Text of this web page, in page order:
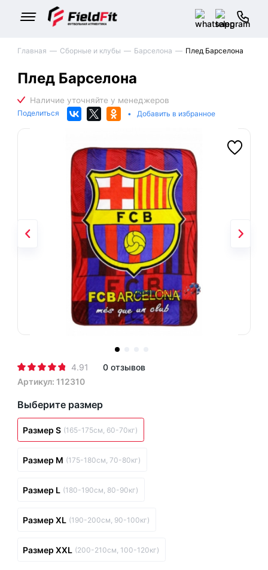
Главная Сборные и клубы Барселона Плед Барселона
Плед Барселона
Поделиться • Добавить в избранное
4.91
0 отзывов
Артикул: 112310
Выберите размер
Размер S (165-175см, 60-70кг)
Размер M (175-180см, 70-80кг)
Размер L (180-190см, 80-90кг)
Размер XL (190-200см, 90-100кг)
Размер XXL (200-210см, 100-120кг)